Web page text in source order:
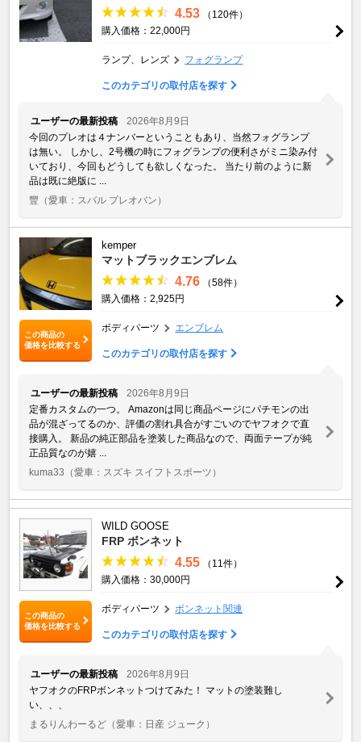
4.53
（120件）
購入価格：22,000円
ランプ、レンズ フォグランプ
このカテゴリの取付店を探す
ユーザーの最新投稿
2026年8月9日
今回のプレオは４ナンバーということもあり、当然フォグランプ
は無い。 しかし、2号機の時にフォグランプの便利さがミニ染み付
いており、今回もどうしても欲しくなった。 当たり前のように新
品は既に絶版に ...
豐 （愛車：スバル プレオバン）
この商品の
価格を比較する
kemper
マットブラックエンブレム
4.76
（58件）
購入価格：2,925円
ボディパーツ エンブレム
このカテゴリの取付店を探す
ユーザーの最新投稿
2026年8月9日
定番カスタムの一つ。 Amazonは同じ商品ページにパチモンの出
品が混ざってるのか、評価の割れ具合がすごいのでヤフオクで直
接購入。 新品の純正部品を塗装した商品なので、両面テープが純
正品質なのが嬉 ...
kuma33 （愛車：スズキ スイフトスポーツ）
この商品の
価格を比較する
WILD GOOSE
FRP ボンネット
4.55
（11件）
購入価格：30,000円
ボディパーツ ボンネット関連
このカテゴリの取付店を探す
ユーザーの最新投稿
2026年8月9日
ヤフオクのFRPボンネットつけてみた！ マットの塗装難し
い、、、
まるりんわーるど （愛車：日産 ジューク）